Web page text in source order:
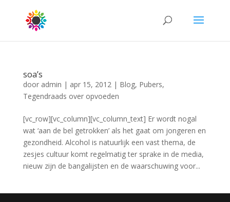
soa’s
door admin | apr 15, 2012| Blog, Pubers,
Tegendraads over opvoeden
[vc_row][vc_column][vc_column_text] Er wordt nogal
wat ‘aan de bel getrokken’ als het gaat om jongeren en
gezondheid. Alcohol is natuurlijk een vast thema, de
zesjes cultuur komt regelmatig ter sprake in de media,
nieuw zijn de bangalijsten en de waarschuwing voor...